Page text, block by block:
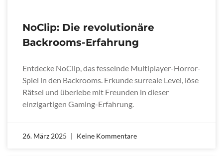
NoClip: Die revolutionäre
Backrooms-Erfahrung
Entdecke NoClip, das fesselnde Multiplayer-Horror-
Spiel in den Backrooms. Erkunde surreale Level, löse
Rätsel und überlebe mit Freunden in dieser
einzigartigen Gaming-Erfahrung.
26. März 2025 Keine Kommentare